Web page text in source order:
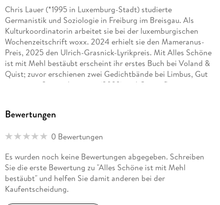
Chris Lauer (*1995 in Luxemburg-Stadt) studierte
Germanistik und Soziologie in Freiburg im Breisgau. Als
Kulturkoordinatorin arbeitet sie bei der luxemburgischen
Wochenzeitschrift woxx. 2024 erhielt sie den Mameranus-
Preis, 2025 den Ulrich-Grasnick-Lyrikpreis. Mit Alles Schöne
ist mit Mehl bestäubt erscheint ihr erstes Buch bei Voland &
Quist; zuvor erschienen zwei Gedichtbände bei Limbus, Gut
verräumte Sternschnuppen (2023) und Ortsauflösung
Bewertungen
0 Bewertungen
Es wurden noch keine Bewertungen abgegeben. Schreiben
Sie die erste Bewertung zu "Alles Schöne ist mit Mehl
bestäubt" und helfen Sie damit anderen bei der
Kaufentscheidung.